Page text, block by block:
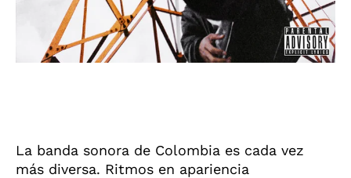
La banda sonora de Colombia es cada vez
más diversa. Ritmos en apariencia